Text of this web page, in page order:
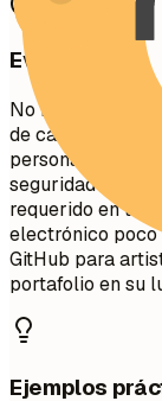
Evita esto
No incluyas tu
de calle) por
personales
seguridad social
requerido en tu
electrónico poco
GitHub para
portafolio en su
Ejemplos